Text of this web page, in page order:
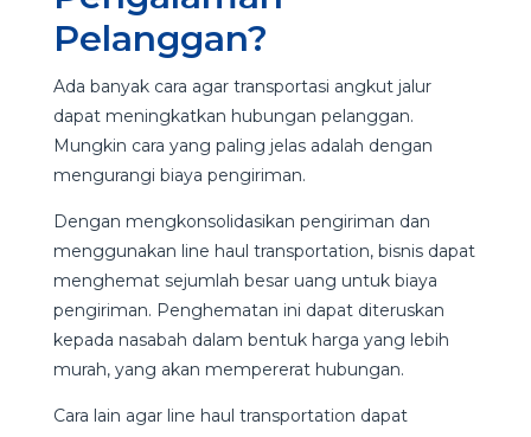
Pelanggan?
Ada banyak cara agar transportasi angkut jalur
dapat meningkatkan hubungan pelanggan.
Mungkin cara yang paling jelas adalah dengan
mengurangi biaya pengiriman.
Dengan mengkonsolidasikan pengiriman dan
menggunakan line haul transportation, bisnis dapat
menghemat sejumlah besar uang untuk biaya
pengiriman. Penghematan ini dapat diteruskan
kepada nasabah dalam bentuk harga yang lebih
murah, yang akan mempererat hubungan.
Cara lain agar line haul transportation dapat